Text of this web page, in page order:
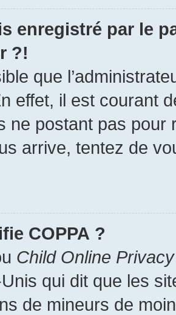
enregistré par le
?!
que
effet, il est courant
ne postant pas pour
arrive, tentez de
COPPA ?
Child Online
qui dit que les
de mineurs de